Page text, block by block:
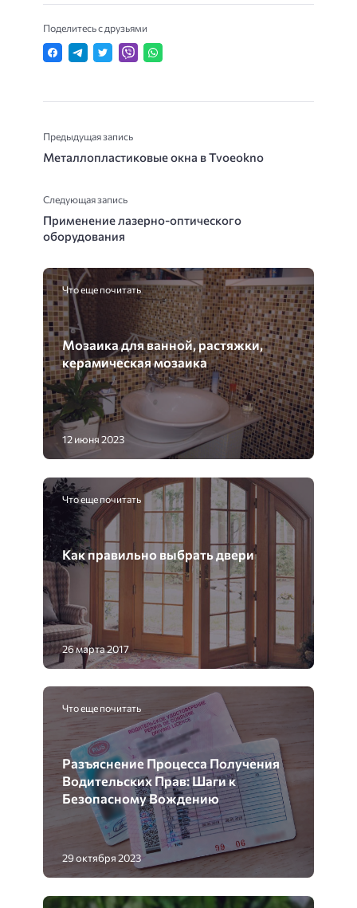
Поделитесь с друзьями
Предыдущая запись
Металлопластиковые окна в Tvoeokno
Следующая запись
Применение лазерно-оптического
оборудования
Что еще почитать
Мозаика для ванной, растяжки,
керамическая мозаика
12 июня 2023
Что еще почитать
Как правильно выбрать двери
26 марта 2017
Что еще почитать
Разъяснение Процесса Получения
Водительских Прав: Шаги к
Безопасному Вождению
29 октября 2023